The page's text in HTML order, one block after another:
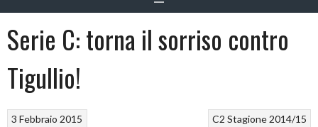
Serie C: torna il sorriso contro
Tigullio!
C2 Stagione 2014/15
3 Febbraio 2015